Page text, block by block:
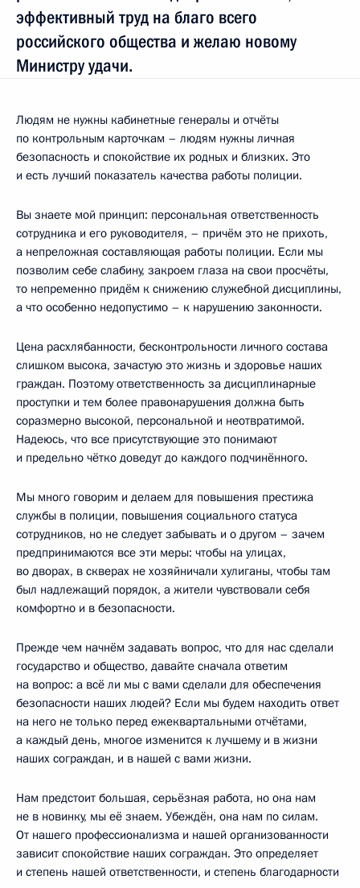
эффективный труд на благо всего
российского общества и желаю новому
Министру удачи.
Людям не нужны кабинетные генералы и отчёты
по контрольным карточкам – людям нужны личная
безопасность и спокойствие их родных и близких. Это
и есть лучший показатель качества работы полиции.
Вы знаете мой принцип: персональная ответственность
сотрудника и его руководителя, – причём это не прихоть,
а непреложная составляющая работы полиции. Если мы
позволим себе слабину, закроем глаза на свои просчёты,
то непременно придём к снижению служебной дисциплины,
а что особенно недопустимо – к нарушению законности.
Цена расхлябанности, бесконтрольности личного состава
слишком высока, зачастую это жизнь и здоровье наших
граждан. Поэтому ответственность за дисциплинарные
проступки и тем более правонарушения должна быть
соразмерно высокой, персональной и неотвратимой.
Надеюсь, что все присутствующие это понимают
и предельно чётко доведут до каждого подчинённого.
Мы много говорим и делаем для повышения престижа
службы в полиции, повышения социального статуса
сотрудников, но не следует забывать и о другом – зачем
предпринимаются все эти меры: чтобы на улицах,
во дворах, в скверах не хозяйничали хулиганы, чтобы там
был надлежащий порядок, а жители чувствовали себя
комфортно и в безопасности.
Прежде чем начнём задавать вопрос, что для нас сделали
государство и общество, давайте сначала ответим
на вопрос: а всё ли мы с вами сделали для обеспечения
безопасности наших людей? Если мы будем находить ответ
на него не только перед ежеквартальными отчётами,
а каждый день, многое изменится к лучшему и в жизни
наших сограждан, и в нашей с вами жизни.
Нам предстоит большая, серьёзная работа, но она нам
не в новинку, мы её знаем. Убеждён, она нам по силам.
От нашего профессионализма и нашей организованности
зависит спокойствие наших сограждан. Это определяет
и степень нашей ответственности, и степень благодарности